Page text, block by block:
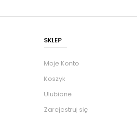
SKLEP
Moje Konto
Koszyk
Ulubione
Zarejestruj się